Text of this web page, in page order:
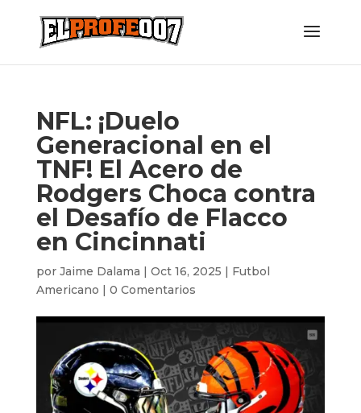
NFL: ¡Duelo
Generacional en el
TNF! El Acero de
Rodgers Choca contra
el Desafío de Flacco
en Cincinnati
por Jaime Dalama | Oct 16, 2025 | Futbol
Americano | 0 Comentarios